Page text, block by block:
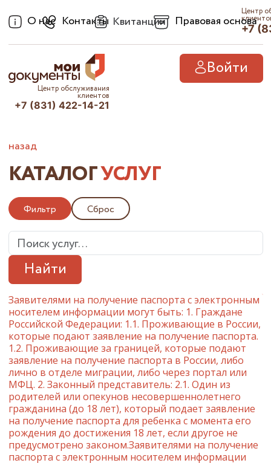
О нас Контакты Квитанции Правовая основа
Центр
+7
Войти
Центр обслуживания
клиентов
+7 (831) 422-14-21
назад
КАТАЛОГУСЛУГ
Фильтр Сброс
Найти
Заявителями на получение паспорта с электронным
носителем информации могут быть: 1. Граждане
Российской Федерации: 1.1. Проживающие в России,
которые подают заявление на получение паспорта.
1.2. Проживающие за границей, которые подают
заявление на получение паспорта в России, либо
лично в отделе миграции, либо через портал или
МФЦ. 2. Законный представитель: 2.1. Один из
родителей или опекунов несовершеннолетнего
гражданина (до 18 лет), который подает заявление
на получение паспорта для ребенка с момента его
рождения до достижения 18 лет, если другое не
предусмотрено законом.Заявителями на получение
паспорта с электронным носителем информации